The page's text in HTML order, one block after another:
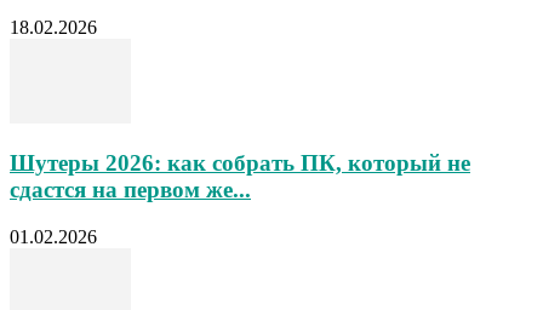
18.02.2026
Шутеры 2026: как собрать ПК, который не
сдастся на первом же...
01.02.2026